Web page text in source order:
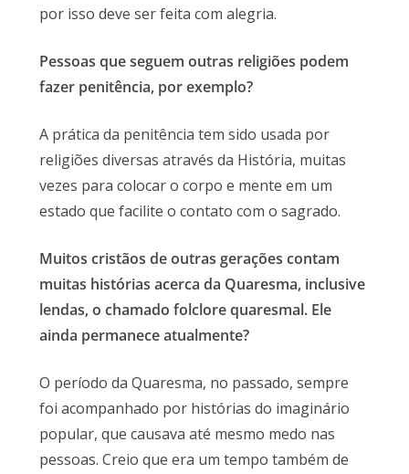
por isso deve ser feita com alegria.
Pessoas que seguem outras religiões podem
fazer penitência, por exemplo?
A prática da penitência tem sido usada por
religiões diversas através da História, muitas
vezes para colocar o corpo e mente em um
estado que facilite o contato com o sagrado.
Muitos cristãos de outras gerações contam
muitas histórias acerca da Quaresma, inclusive
lendas, o chamado folclore quaresmal. Ele
ainda permanece atualmente?
O período da Quaresma, no passado, sempre
foi acompanhado por histórias do imaginário
popular, que causava até mesmo medo nas
pessoas. Creio que era um tempo também de